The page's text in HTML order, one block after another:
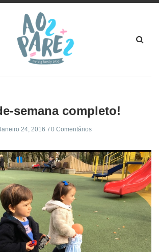
semana completo!
24, 2016 0 Comentários